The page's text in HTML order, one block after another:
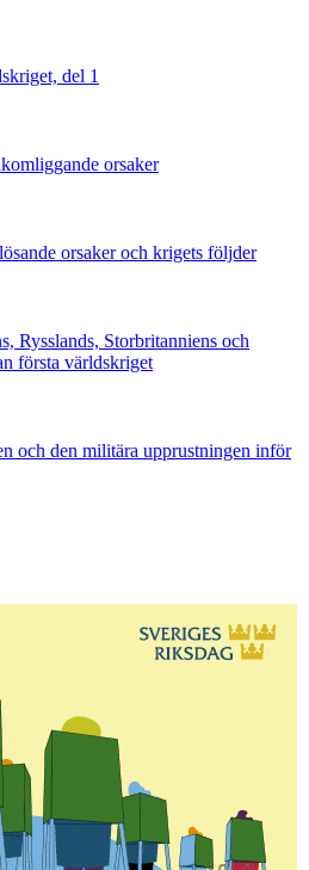
del 1
orsaker
orsaker och krigets följder
Rysslands, Storbritanniens och
första världskriget
och den militära upprustningen inför